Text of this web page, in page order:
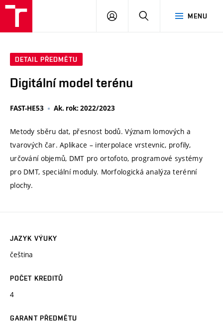
MENU
PŘIHLÁSIT
DETAIL PŘEDMĚTU
Digitální model terénu
FAST-HE53 Ak. rok: 2022/2023
Metody sběru dat, přesnost bodů. Význam lomových a
tvarových čar. Aplikace – interpolace vrstevnic, profily,
určování objemů, DMT pro ortofoto, programové systémy
pro DMT, speciální moduly. Morfologická analýza terénní
plochy.
JAZYK VÝUKY
čeština
POČET KREDITŮ
4
GARANT PŘEDMĚTU